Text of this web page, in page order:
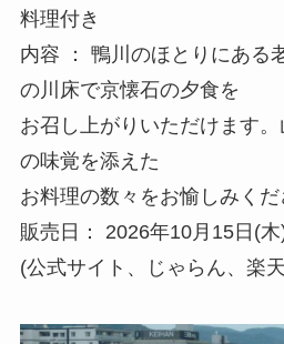
料理付き
内容 ： 鴨川のほとりにある
の川床で京懐石の夕食を
お召し上がりいただけます
の味覚を添えた
お料理の数々をお愉しみくだ
販売日： 2026年10月15日(
(公式サイト、じゃらん、楽